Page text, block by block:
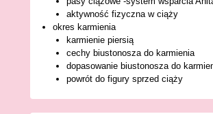
aktywność fizyczna w ciąży
okres karmienia
karmienie piersią
cechy biustonosza do karmienia
dopasowanie biustonosza do
powrót do figury sprzed ciąży